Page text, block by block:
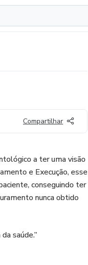
Compartilhar
a ter uma visão
e Execução, esse
conseguindo ter
nunca obtido
saúde.”